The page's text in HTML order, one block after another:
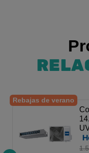
Rebajas de verano